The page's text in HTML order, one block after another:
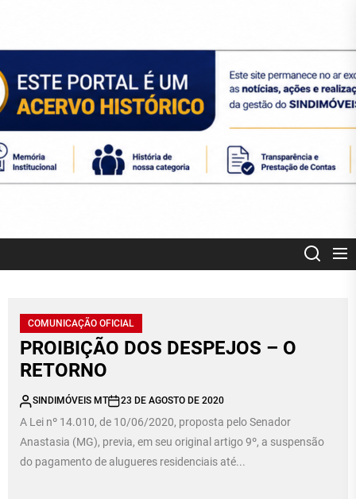
the
content
SINDIMOVEIS
CORRETORES DE IMÓVEIS CREDENCIADOS MT
COMUNICAÇÃO OFICIAL
PROIBIÇÃO DOS DESPEJOS – O
RETORNO
SINDIMÓVEIS MT 23 DE AGOSTO DE 2020
A Lei nº 14.010, de 10/06/2020, proposta pelo Senador
Anastasia (MG), previa, em seu original artigo 9º, a suspensão
do pagamento de alugueres residenciais até...